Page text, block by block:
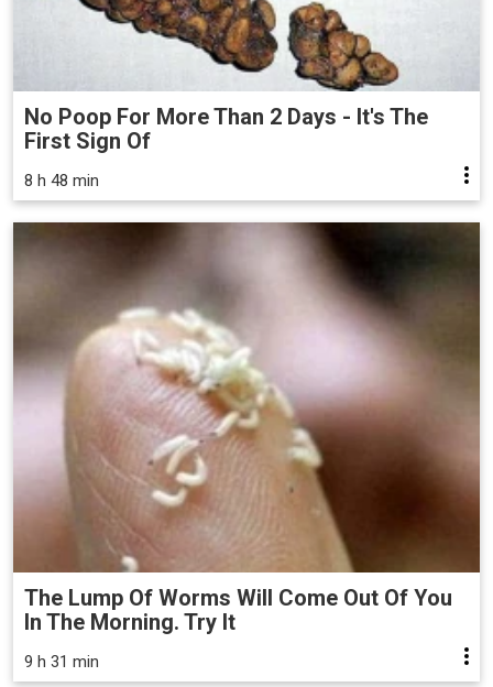
No Poop For More Than 2 Days - It's The
First Sign Of
8 h 48 min
The Lump Of Worms Will Come Out Of You
In The Morning. Try It
9 h 31 min